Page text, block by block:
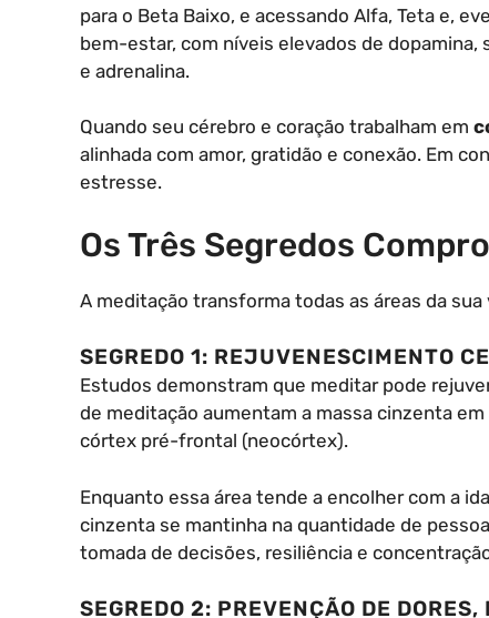
para o Beta Baixo, e acessando Alfa, Teta e,
bem-estar, com níveis elevados de
e adrenalina.
Quando seu cérebro e coração trabalham em
alinhada com amor, gratidão e conexão. Em
estresse.
Os Três Segredos
A meditação transforma todas as áreas da
SEGREDO 1: REJUVENESCIMENTO
Estudos demonstram que meditar pode
de meditação aumentam a massa cinzenta
córtex pré-frontal (neocórtex).
Enquanto essa área tende a encolher com a
cinzenta se mantinha na quantidade de
tomada de decisões, resiliência e
SEGREDO 2: PREVENÇÃO DE